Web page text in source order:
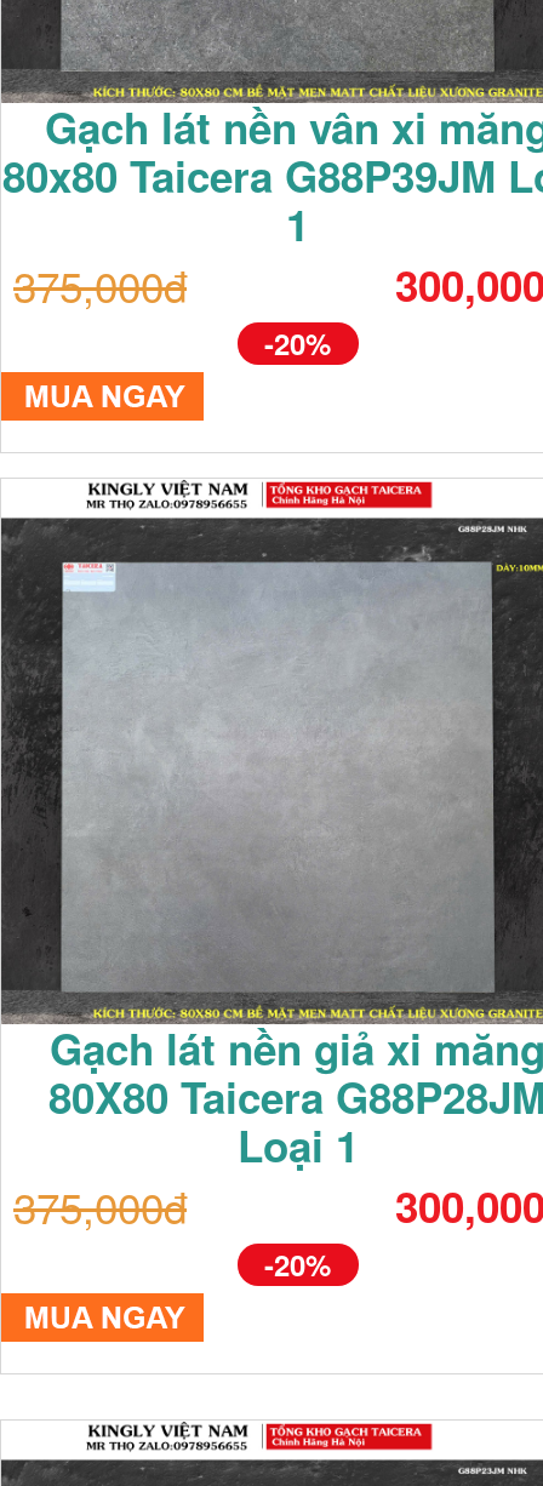
Gạch lát nền vân xi
80x80 Taicera G88P39JM
1
375,000đ
-20%
Gạch lát nền giả xi
80X80 Taicera
Loại 1
375,000đ
-20%